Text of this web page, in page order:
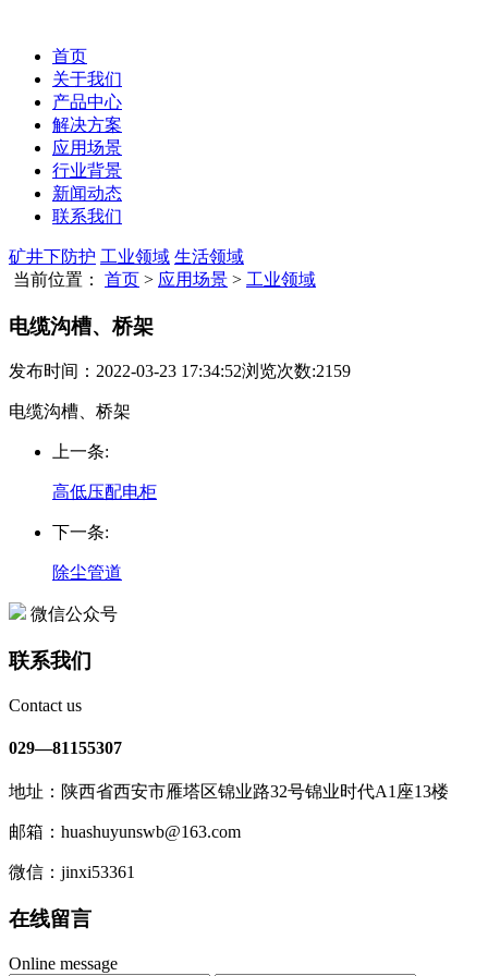
首页
关于我们
产品中心
解决方案
应用场景
行业背景
新闻动态
联系我们
矿井下防护 工业领域 生活领域
当前位置：
首页 > 应用场景 > 工业领域
电缆沟槽、桥架
发布时间：2022-03-23 17:34:52浏览次数:2159
电缆沟槽、桥架
上一条:
高低压配电柜
下一条:
除尘管道
微信公众号
联系我们
Contact us
029—81155307
地址：陕西省西安市雁塔区锦业路32号锦业时代A1座13楼
邮箱：huashuyunswb@163.com
微信：jinxi53361
在线留言
Online message